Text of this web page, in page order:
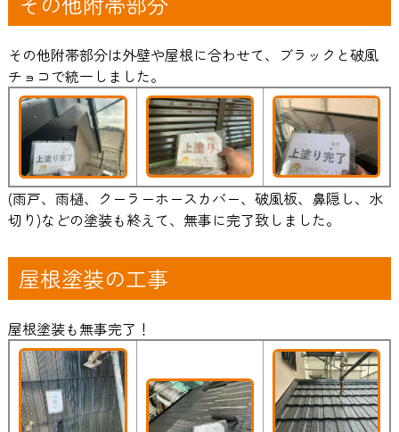
その他附帯部分は外壁や屋根に合わせて、ブラックと破風
チョコで統一しました。
(雨戸、雨樋、クーラーホースカバー、破風板、鼻隠し、水
切り)などの塗装も終えて、無事に完了致しました。
屋根塗装の工事
屋根塗装も無事完了！